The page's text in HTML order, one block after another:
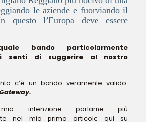
le aziende e fuorviando il
questo l’Europa deve essere
bando particolarmente
senti di suggerire al nostro
c’è un bando veramente valido:
intenzione parlarne più
nel mio primo articolo qui su